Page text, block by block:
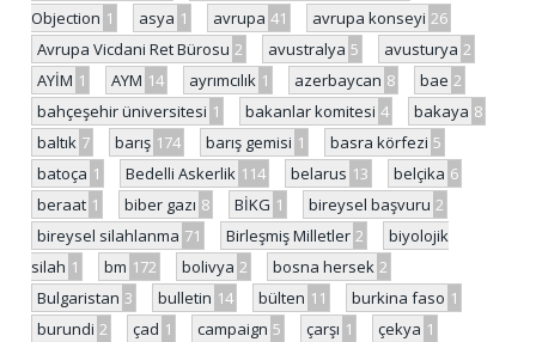
Objection 1 asya 1 avrupa 41 avrupa konseyi 26
Avrupa Vicdani Ret Bürosu 2 avustralya 5 avusturya 2
AYİM 1 AYM 14 ayrımcılık 1 azerbaycan 8 bae 2
bahçeşehir üniversitesi 1 bakanlar komitesi 4 bakaya 8
baltık 7 barış 174 barış gemisi 1 basra körfezi 5
batoça 1 Bedelli Askerlik 114 belarus 13 belçika 6
beraat 1 biber gazı 8 BİKG 1 bireysel başvuru 2
bireysel silahlanma 71 Birleşmiş Milletler 2
biyolojik
silah 1 bm 172 bolivya 2 bosna hersek 2
Bulgaristan 3 bulletin 14 bülten 11 burkina faso 1
burundi 2 çad 1 campaign 5 çarşı 1 çekya 1